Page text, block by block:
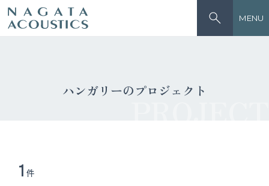
MENU
ハンガリーのプロジェクト
1 件